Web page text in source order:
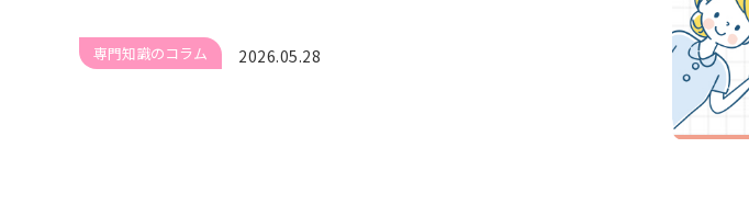
#レクリエーション
#在宅復帰
#研修 #認知症
#現場向け
専門知識のコラム 2026.05.28